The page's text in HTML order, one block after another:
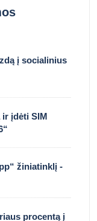
į socialinius
įdėti SIM
žiniatinklį -
procentą į